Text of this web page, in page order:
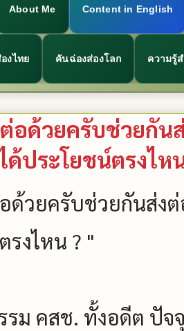
About Me Content in English
งไทย คันฉ่องส่องโลก ความรู้
อด้วยครับช่วยกัน
ประโยชน์ตรงไห
ด้วยครับช่วยกันส่ง
รงไหน ? "
รม คสช. ทั้งอดีต ปั